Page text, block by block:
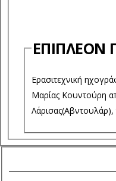
ΕΠΙΠΛΈΟΝ
Ερασιτεχνική
Μαρίας Κουντούρη
Λάρισας(Αβντουλάρ),